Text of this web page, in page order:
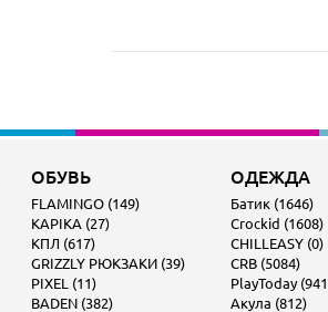
ОБУВЬ
FLAMINGO (149)
KAPIKA (27)
КПЛ (617)
GRIZZLY РЮКЗАКИ (39)
PIXEL (11)
BADEN (382)
ОДЕЖДА
Батик (1646)
Crockid (1608)
CHILLEASY (0)
CRB (5084)
PlayToday
Акула (812)